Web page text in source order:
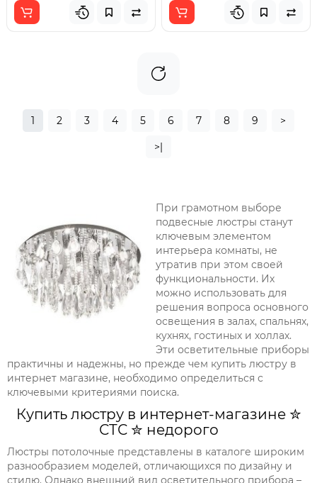
1 2 3 4 5 6 7 8 9 >
>|
При грамотном выборе
подвесные люстры станут
ключевым элементом
интерьера комнаты, не
утратив при этом своей
функциональности. Их
можно использовать для
решения вопроса основного
освещения в залах, спальнях,
кухнях, гостиных и холлах.
Эти осветительные приборы
практичны и надежны, но прежде чем купить люстру в
интернет магазине, необходимо определиться с
ключевыми критериями поиска.
Купить люстру в интернет-магазине ✮
СТС ✮ недорого
Люстры потолочные представлены в каталоге широким
разнообразием моделей, отличающихся по дизайну и
стилю. Однако внешний вид осветительного прибора –